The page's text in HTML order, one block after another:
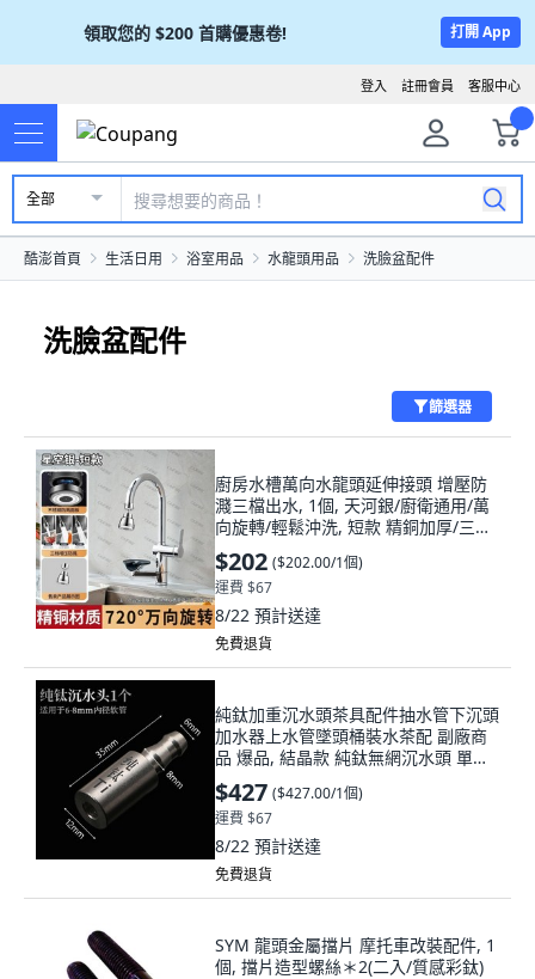
領取您的 $200 首購優惠卷! 打開 App
客服中心
註冊會員
登入
全部
酷澎首頁 生活日用 浴室用品 水龍頭用品 洗臉盆配件
洗臉盆配件
篩選器
廚房水槽萬向水龍頭延伸接頭 增壓防
濺三檔出水, 1個, 天河銀/廚衛通用/萬
向旋轉/輕鬆沖洗, 短款 精銅加厚/三檔
出水/增壓防濺
$202 ($202.00/1個)
運費 $67
8/22 預計送達
免費退貨
純鈦加重沉水頭茶具配件抽水管下沉頭
加水器上水管墜頭桶裝水茶配 副廠商
品 爆品, 結晶款 純鈦無網沉水頭 單頭,
1個
$427 ($427.00/1個)
運費 $67
8/22 預計送達
免費退貨
SYM 龍頭金屬擋片 摩托車改裝配件, 1
個, 擋片造型螺絲＊2(二入/質感彩鈦)